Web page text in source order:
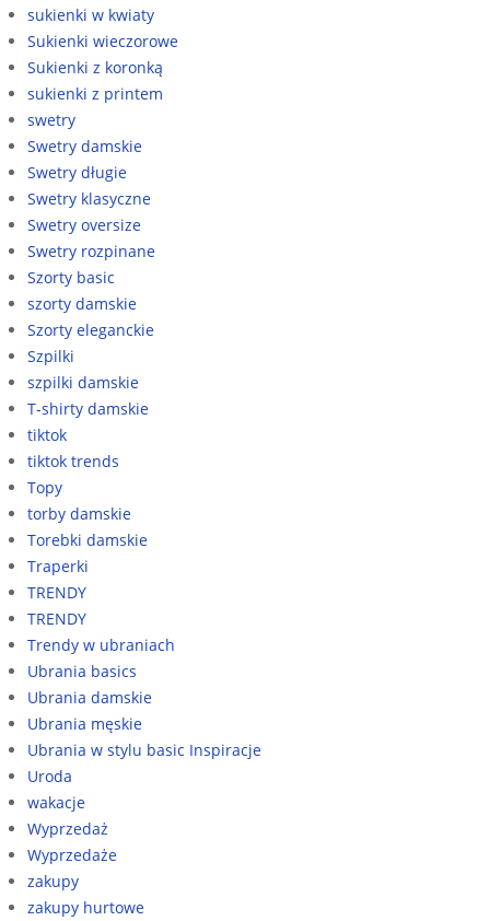
sukienki w kwiaty
Sukienki wieczorowe
Sukienki z koronką
sukienki z printem
swetry
Swetry damskie
Swetry długie
Swetry klasyczne
Swetry oversize
Swetry rozpinane
Szorty basic
szorty damskie
Szorty eleganckie
Szpilki
szpilki damskie
T-shirty damskie
tiktok
tiktok trends
Topy
torby damskie
Torebki damskie
Traperki
TRENDY
TRENDY
Trendy w ubraniach
Ubrania basics
Ubrania damskie
Ubrania męskie
Ubrania w stylu basic Inspiracje
Uroda
wakacje
Wyprzedaż
Wyprzedaże
zakupy
zakupy hurtowe